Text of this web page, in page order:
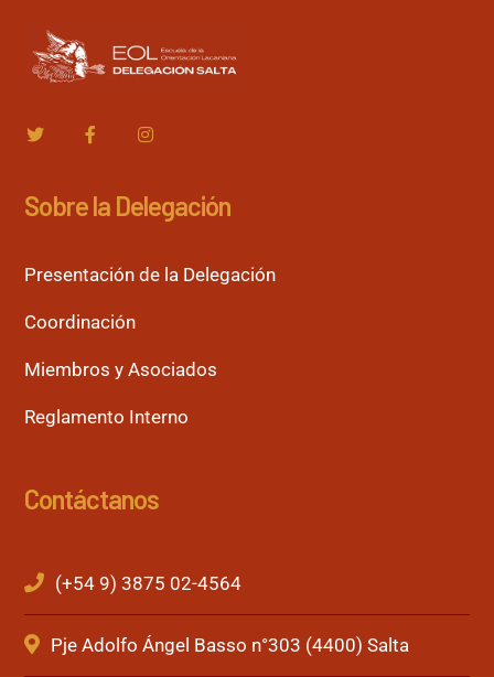
Sobre la Delegación
Presentación de la Delegación
Coordinación
Miembros y Asociados
Reglamento Interno
Contáctanos
(+54 9) 3875 02-4564
Pje Adolfo Ángel Basso n°303 (4400) Salta